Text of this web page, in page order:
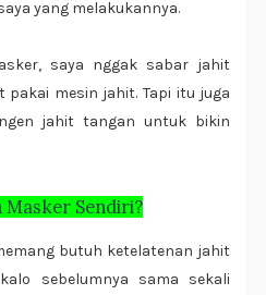
yang melakukannya.
saya nggak sabar jahit
mesin jahit. Tapi itu juga
jahit tangan untuk bikin
Sendiri?
butuh ketelatenan jahit
sebelumnya sama sekali